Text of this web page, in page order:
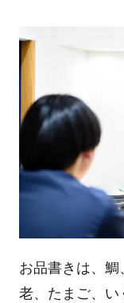
お品書きは、
老、たまご、い